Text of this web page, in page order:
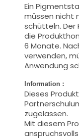
Ein
müssen nicht
schütteln.
die
6 Monate.
verwenden,
Anwendung
Information :
Dieses
zugelassen.
Mit diesem